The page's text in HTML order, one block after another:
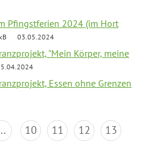
Pfingstferien 2024 (im Hort
03.05.2024
"Mein Körper, meine
Essen ohne Grenzen
10 11 12
13